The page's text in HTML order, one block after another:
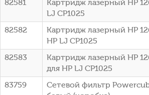
82581
Картридж лазерный HP
LJ CP1025
82582
Картридж лазерный HP
HP LJ CP1025
82583
Картридж лазерный HP
для HP LJ CP1025
83759
Сетевой фильтр